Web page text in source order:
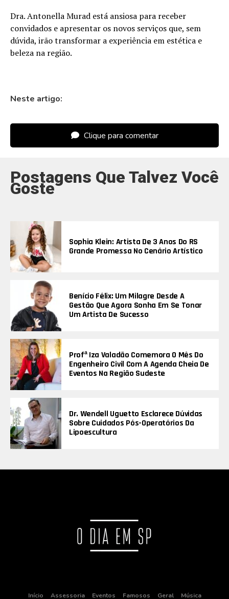
Dra. Antonella Murad está ansiosa para receber
convidados e apresentar os novos serviços que, sem
dúvida, irão transformar a experiência em estética e
beleza na região.
Neste artigo:
Clique para comentar
Postagens Que Talvez Você
Goste
Sophia Klein: Artista De 3 Anos Do RS
Grande Promessa No Cenário Artístico
Benício Félix: Um Milagre Desde A
Gestão Que Agora Sonha Em Se Tonar
Um Artista De Sucesso
Profª Iza Valadão Comemora O Mês Do
Engenheiro Civil Com A Agenda Cheia De
Eventos Na Região Sudeste
Dr. Wendell Uguetto Esclarece Dúvidas
Sobre Cuidados Pós-Operatórios Da
Lipoescultura
Início Assessoria Eventos Famosos Geral Música